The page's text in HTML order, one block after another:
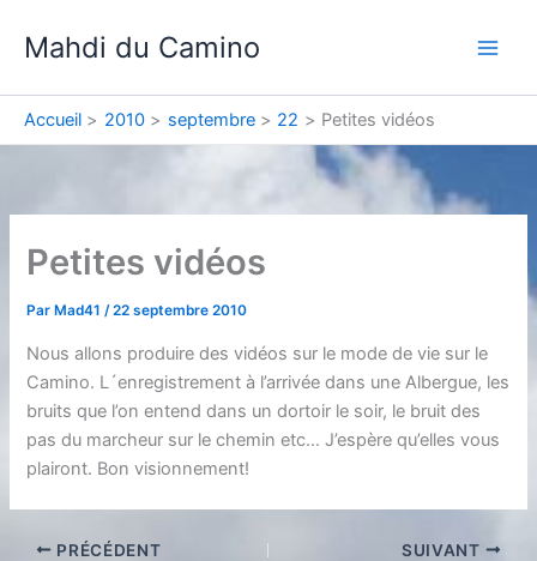
Mahdi du Camino
Accueil 2010 septembre 22 Petites vidéos
Petites vidéos
Par Mad41/22 septembre 2010
Nous allons produire des vidéos sur le mode de vie sur le
Camino. L´enregistrement à l’arrivée dans une Albergue, les
bruits que l’on entend dans un dortoir le soir, le bruit des
pas du marcheur sur le chemin etc… J’espère qu’elles vous
plairont. Bon visionnement!
PRÉCÉDENT SUIVANT